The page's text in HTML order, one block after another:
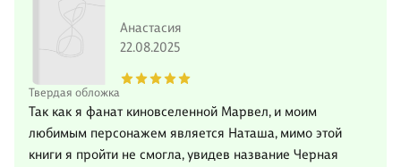
Твердая обложка
Анастасия
22.08.2025
Так как я фанат киновселенной Марвел, и моим
любимым персонажем является Наташа, мимо этой
книги я пройти не смогла, увидев название Черная